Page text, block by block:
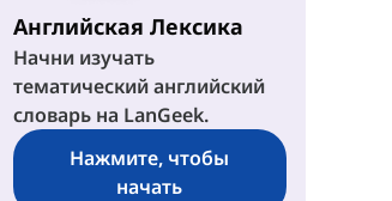
Английская Лексика
Начни изучать
тематический английский
словарь на LanGeek.
Нажмите, чтобы
начать